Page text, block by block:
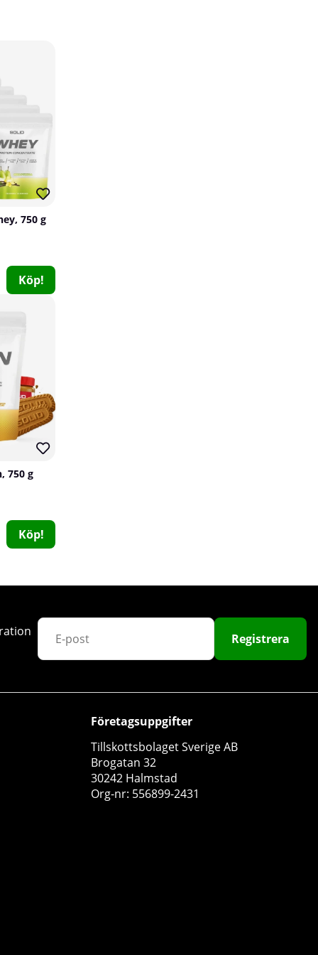
8 x SOLID Nutrition BCAA, 300 g
SOLID Nutrition
1
750 g
Köp!
750 g
Köp!
Registrera
Företagsuppgifter
Tillskottsbolaget Sverige AB
Brogatan 32
30242 Halmstad
Org-nr: 556899-2431